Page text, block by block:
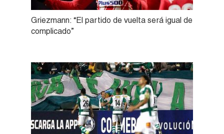
Griezmann: “El partido de vuelta será igual de
complicado”